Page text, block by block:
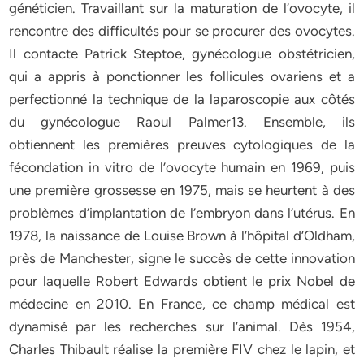
généticien. Travaillant sur la maturation de l’ovocyte, il
rencontre des difficultés pour se procurer des ovocytes.
Il contacte Patrick Steptoe, gynécologue obstétricien,
qui a appris à ponctionner les follicules ovariens et a
perfectionné la technique de la laparoscopie aux côtés
du gynécologue Raoul Palmer13. Ensemble, ils
obtiennent les premières preuves cytologiques de la
fécondation in vitro de l’ovocyte humain en 1969, puis
une première grossesse en 1975, mais se heurtent à des
problèmes d’implantation de l’embryon dans l’utérus. En
1978, la naissance de Louise Brown à l’hôpital d’Oldham,
près de Manchester, signe le succès de cette innovation
pour laquelle Robert Edwards obtient le prix Nobel de
médecine en 2010. En France, ce champ médical est
dynamisé par les recherches sur l’animal. Dès 1954,
Charles Thibault réalise la première FIV chez le lapin, et